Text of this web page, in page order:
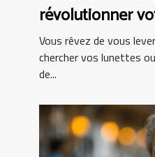
révolutionner
matinale ?
Vous rêvez de vous
chercher vos lunettes
de...